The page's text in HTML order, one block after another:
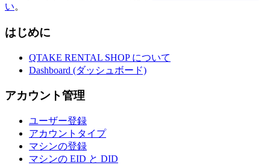
い。
はじめに
QTAKE RENTAL SHOP について
Dashboard (ダッシュボード)
アカウント管理
ユーザー登録
アカウントタイプ
マシンの登録
マシンの EID と DID